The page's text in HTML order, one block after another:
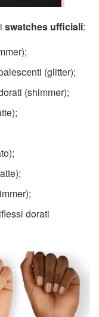
swatches ufficiali:
(glitter);
(shimmer);
dorati